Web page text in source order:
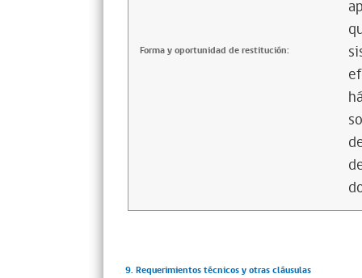
Forma y oportunidad de restitución:
9. Requerimientos técnicos y otras cláusulas